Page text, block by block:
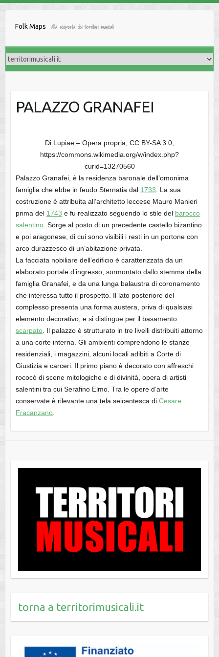
Folk Maps Alla scoperta dei territori musicali
PALAZZO GRANAFEI
Di Lupiae – Opera propria, CC BY-SA 3.0,
https://commons.wikimedia.org/w/index.php?
curid=13270560
Palazzo Granafei, è la residenza baronale dell’omonima
famiglia che ebbe in feudo Sternatia dal 1733 . La sua
costruzione è attribuita all’architetto leccese Mauro Manieri
prima del 1743 e fu realizzato seguendo lo stile del barocco
salentino. Sorge al posto di un precedente castello bizantino
e poi aragonese, di cui sono visibili i resti in un portone con
arco durazzesco di un’abitazione privata.
La facciata nobiliare dell’edificio è caratterizzata da un
elaborato portale d’ingresso, sormontato dallo stemma della
famiglia Granafei, e da una lunga balaustra di coronamento
che interessa tutto il prospetto. Il lato posteriore del
complesso presenta una forma austera, priva di qualsiasi
elemento decorativo, e si distingue per il basamento
scarpato. Il palazzo è strutturato in tre livelli distribuiti attorno
a una corte interna. Gli ambienti comprendono le stanze
residenziali, i magazzini, alcuni locali adibiti a Corte di
Giustizia e carceri. Il primo piano è decorato con affreschi
rococò di scene mitologiche e di divinità, opera di artisti
salentini tra cui Serafino Elmo. Tra le opere d’arte
conservate è rilevante una tela seicentesca di Cesare
Fracanzano.
torna a territorimusicali.it